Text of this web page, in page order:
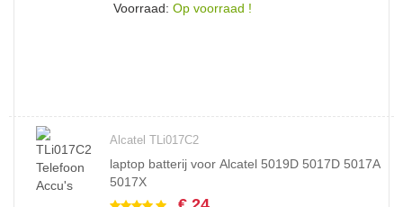
Voorraad: Op voorraad !
Alcatel TLi017C2
laptop batterij voor Alcatel 5019D 5017D 5017A
5017X